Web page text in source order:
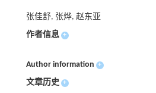
张佳舒, 张烨, 赵东亚
作者信息 +
Author information +
文章历史 +